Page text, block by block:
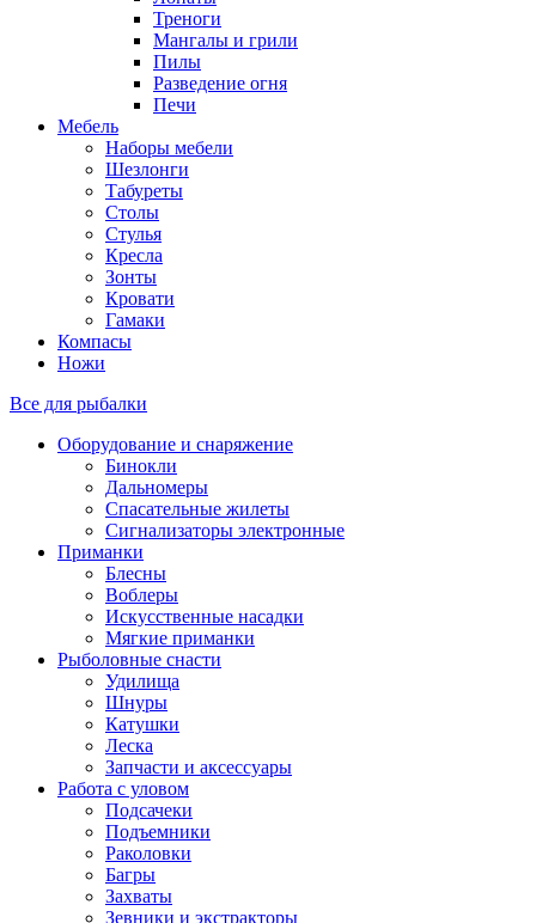
Треноги
Мангалы и грили
Пилы
Разведение огня
Печи
Мебель
Наборы мебели
Шезлонги
Табуреты
Столы
Стулья
Кресла
Зонты
Кровати
Гамаки
Компасы
Ножи
Все для рыбалки
Оборудование и снаряжение
Бинокли
Дальномеры
Спасательные жилеты
Сигнализаторы электронные
Приманки
Блесны
Воблеры
Искусственные насадки
Мягкие приманки
Рыболовные снасти
Удилища
Шнуры
Катушки
Леска
Запчасти и аксессуары
Работа с уловом
Подсачеки
Подъемники
Раколовки
Багры
Захваты
Зевники и экстракторы